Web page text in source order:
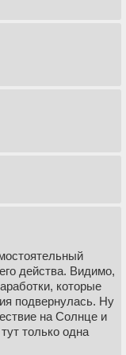
действа. Видимо,
которые
подвернулась. Ну
на Солнце и
только одна